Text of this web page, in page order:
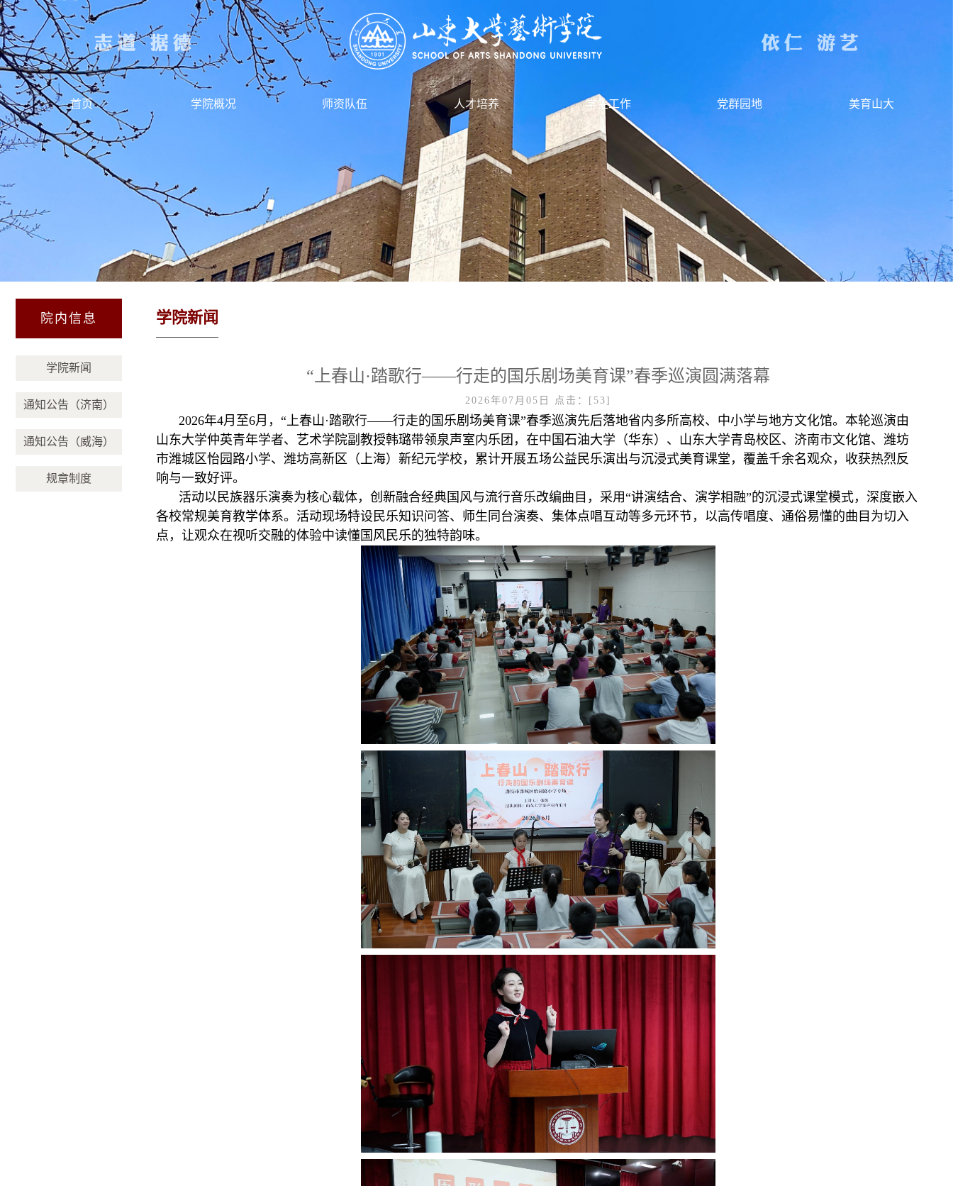
首页 学院概况 师资队伍 人才培养 学生工作 党群园地 美育山大
院内信息
学院新闻
通知公告（济南）
通知公告（威海）
规章制度
学院新闻
“上春山·踏歌行——行走的国乐剧场美育课”春季巡演圆满落幕
2026年07月05日 点击：[ 53]
2026年4月至6月，“上春山·踏歌行——行走的国乐剧场美育课”春季巡演先后落地省内多所高校、中小学与地方文化馆。本轮巡演由
山东大学仲英青年学者、艺术学院副教授韩璐带领泉声室内乐团，在中国石油大学（华东）、山东大学青岛校区、济南市文化馆、潍坊
市潍城区怡园路小学、潍坊高新区（上海）新纪元学校，累计开展五场公益民乐演出与沉浸式美育课堂，覆盖千余名观众，收获热烈反
响与一致好评。
活动以民族器乐演奏为核心载体，创新融合经典国风与流行音乐改编曲目，采用“讲演结合、演学相融”的沉浸式课堂模式，深度嵌入
各校常规美育教学体系。活动现场特设民乐知识问答、师生同台演奏、集体点唱互动等多元环节，以高传唱度、通俗易懂的曲目为切入
点，让观众在视听交融的体验中读懂国风民乐的独特韵味。